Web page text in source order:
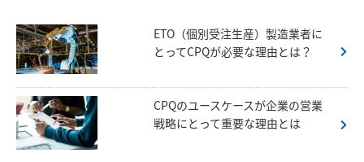
ETO（個別受注生産）製造業者に
とってCPQが必要な理由とは？
CPQのユースケースが企業の営業
戦略にとって重要な理由とは